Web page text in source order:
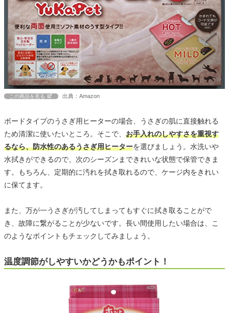
この商品を見る 出典：Amazon
ボードタイプのうさぎ用ヒーターの場合、うさぎの肌に直接触れる
ため清潔に使いたいところ。そこで、 お手入れのしやすさを重視す
るなら、防水性のあるうさぎ用ヒーターを選びましょう。水洗いや
水拭きができるので、次のシーズンまできれいな状態で保管できま
す。もちろん、定期的に汚れを拭き取れるので、ケージ内をきれい
に保てます。
また、万が一うさぎが汚してしまってもすぐに拭き取ることがで
き、故障に繋がることが少ないです。長い間使用したい場合は、こ
のようなポイントもチェックしてみましょう。
温度調節がしやすいかどうかもポイント！